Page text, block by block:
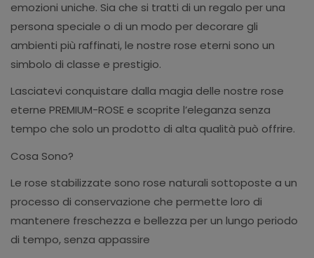
emozioni uniche. Sia che si tratti di un regalo per una
persona speciale o di un modo per decorare gli
ambienti più raffinati, le nostre rose eterni sono un
simbolo di classe e prestigio.
Lasciatevi conquistare dalla magia delle nostre rose
eterne PREMIUM-ROSE e scoprite l’eleganza senza
tempo che solo un prodotto di alta qualità può offrire.
Cosa Sono?
Le rose stabilizzate sono rose naturali sottoposte a un
processo di conservazione che permette loro di
mantenere freschezza e bellezza per un lungo periodo
di tempo, senza appassire